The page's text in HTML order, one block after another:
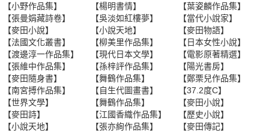
【小野作品集】
【楊明書情】
【葉姿麟作品集】
【張曼娟藏詩卷】
【吳淡如紅樓夢】
【當代小說家】
【麥田小說】
【小說天地】
【麥田物語】
【法國文化叢書】
【柳美里作品集】
【日本女性小說】
【渡邊淳一作品集】
【現代日本文學】
【電影原著精選】
【張維中作品集】
【孫梓評作品集】
【陽光書房】
【麥田隨身書】
【舞鶴作品集】
【鄭栗兒作品集】
【南宮搏作品集】
【自生代圖畫書】
【37.2度C】
【世界文學】
【舞鶴作品集】
【麥田小說】
【麥田詩】
【江國香織作品集】
【歷史小說】
【小說天地】
【張亦絢作品集】
【麥田傳記】